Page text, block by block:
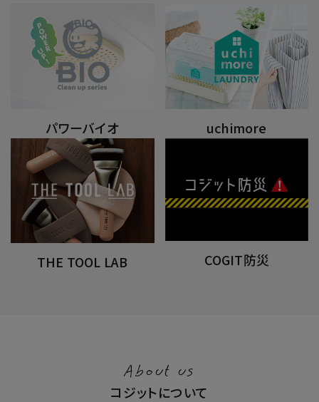
パワーバイオ uchimore
THE TOOL LAB COGIT防災
About us
コジットについて